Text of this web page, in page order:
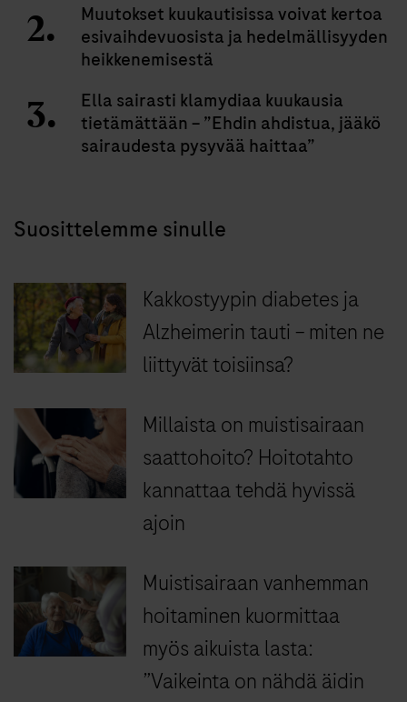
Muutokset kuukautisissa voivat kertoa
esivaihdevuosista ja hedelmällisyyden
heikkenemisestä
Ella sairasti klamydiaa kuukausia
tietämättään – ”Ehdin ahdistua, jääkö
sairaudesta pysyvää haittaa”
Suosittelemme sinulle
Kakkostyypin diabetes ja
Alzheimerin tauti – miten ne
liittyvät toisiinsa?
Millaista on muistisairaan
saattohoito? Hoitotahto
kannattaa tehdä hyvissä
ajoin
Muistisairaan vanhemman
hoitaminen kuormittaa
myös aikuista lasta:
”Vaikeinta on nähdä äidin